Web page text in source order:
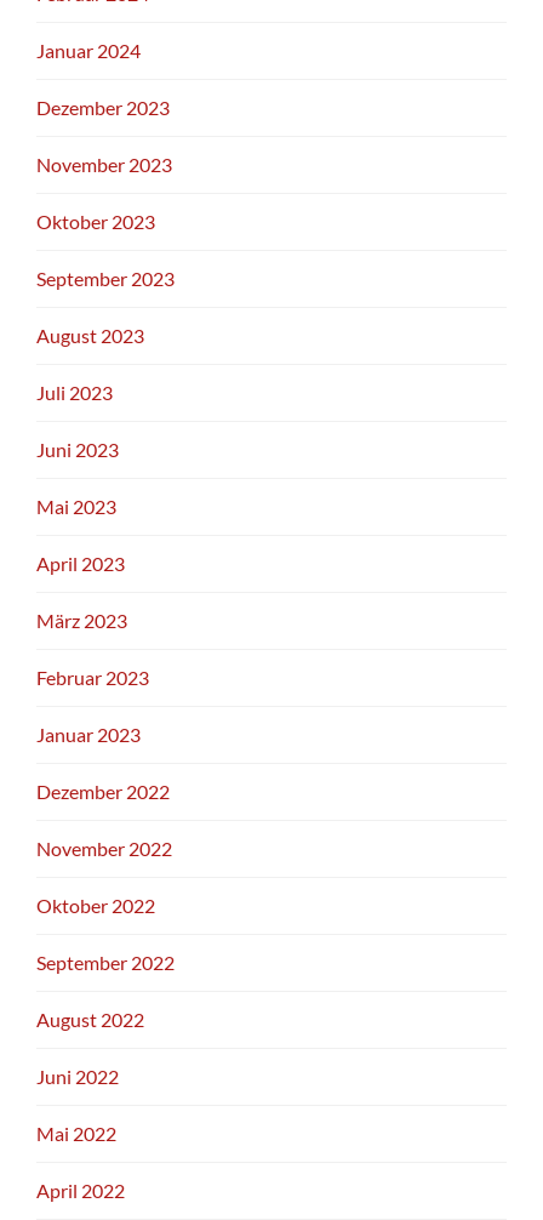
Januar 2024
Dezember 2023
November 2023
Oktober 2023
September 2023
August 2023
Juli 2023
Juni 2023
Mai 2023
April 2023
März 2023
Februar 2023
Januar 2023
Dezember 2022
November 2022
Oktober 2022
September 2022
August 2022
Juni 2022
Mai 2022
April 2022